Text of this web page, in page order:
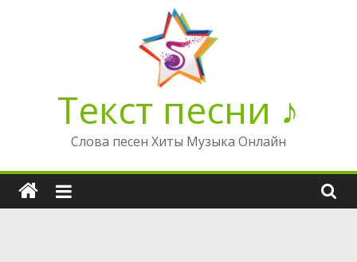
Текст песни ♪
Слова песен Хиты Музыка Онлайн